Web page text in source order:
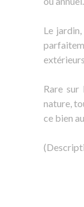
Le
Rare sur
nature,
ce bien